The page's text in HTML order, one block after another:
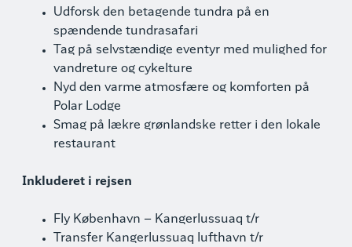
Udforsk den betagende tundra på en
spændende tundrasafari
Tag på selvstændige eventyr med mulighed for
vandreture og cykelture
Nyd den varme atmosfære og komforten på
Polar Lodge
Smag på lækre grønlandske retter i den lokale
restaurant
Inkluderet i rejsen
Fly København – Kangerlussuaq t/r
Transfer Kangerlussuaq lufthavn t/r